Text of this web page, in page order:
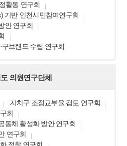
활동 연구회
기반 인천시민참여연구회
안 연구회
브랜드 수립 연구회
의원연구단체
자치구 조정교부율 검토 연구회
회
동체 활성화 방안 연구회
연구회